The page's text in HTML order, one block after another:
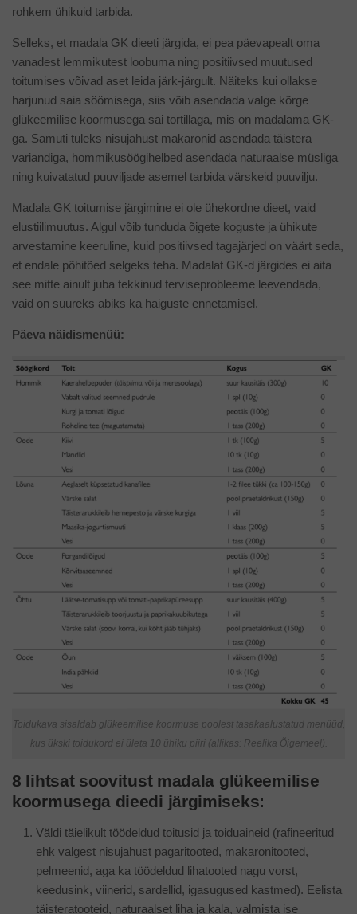
rohkem ühikuid tarbida.
Selleks, et madala GK dieeti järgida, ei pea päevapealt oma
vanadest lemmikutest loobuma ning positiivsed muutused
toitumises võivad aset leida järk-järgult. Näiteks kui ollakse
harjunud saia söömisega, siis võib asendada valge kõrge
glükeemilise koormusega sai tortillaga, mis on madalama GK-
ga. Samuti tuleks nisujahust makaronid asendada täistera
variandiga, hommikusöögihelbed asendada naturaalse müsliga
ning kuivatatud puuviljade asemel tarbida värskeid puuvilju.
Madala GK toitumise järgimine ei ole ühekordne dieet, vaid
elustiilimuutus. Algul võib tunduda õigete koguste ja ühikute
arvestamine keeruline, kuid positiivsed tagajärjed on väärt seda,
et endale põhitõed selgeks teha. Madalat GK-d järgides ei aita
see mitte ainult juba tekkinud terviseprobleeme leevendada,
vaid on suureks abiks ka haiguste ennetamisel.
Päeva näidismenüü:
Toidukava sisaldab glükeemilise koormuse poolest tasakaalustatud menüüd,
kus ükski toidukord ei ületa 10 ühiku piiri (allikas: Reelika Õigemeel).
8 lihtsat soovitust madala glükeemilise
koormusega dieedi järgimiseks:
Väldi täielikult töödeldud toitusid ja toiduaineid (rafineeritud
ehk valgest nisujahust pagaritooted, makaronitooted,
pelmeenid, aga ka töödeldud lihatooted nagu vorst,
keedusink, viinerid, sardellid, igasugused kastmed). Eelista
täisteratooteid, naturaalset liha ja kala, valmista ise